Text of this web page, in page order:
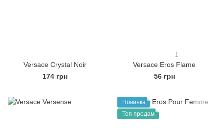
Versace Crystal Noir
174 грн
1
Versace Eros Flame
56 грн
Новинка
Топ продам